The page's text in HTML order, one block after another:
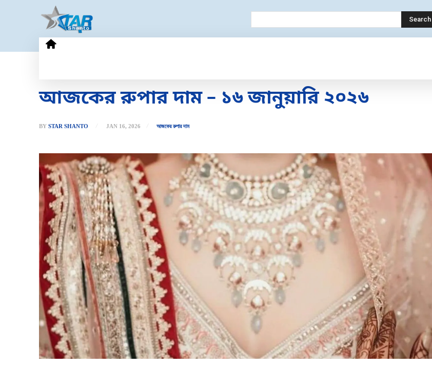
Search
আজকের রুপার দাম – ১৬ জানুয়ারি ২০২৬
BY STAR SHANTO JAN 16, 2026 আজকের রুপার দাম